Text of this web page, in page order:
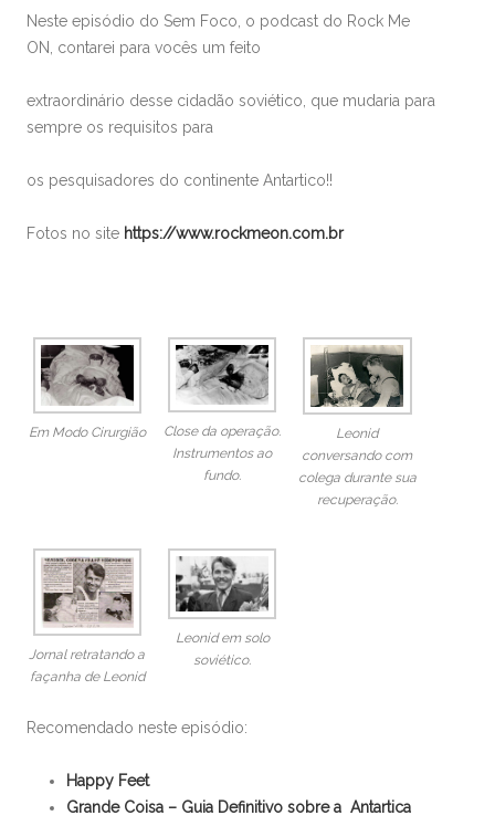
Neste episódio do Sem Foco, o podcast do Rock Me
ON, contarei para vocês um feito
extraordinário desse cidadão soviético, que mudaria para
sempre os requisitos para
os pesquisadores do continente Antartico!!
Fotos no site https://www.rockmeon.com.br
Em Modo Cirurgião
Close da operação.
Instrumentos ao
fundo.
Leonid
conversando com
colega durante sua
recuperação.
Jornal retratando a
façanha de Leonid
Leonid em solo
soviético.
Recomendado neste episódio:
Happy Feet
Grande Coisa – Guia Definitivo sobre a Antartica